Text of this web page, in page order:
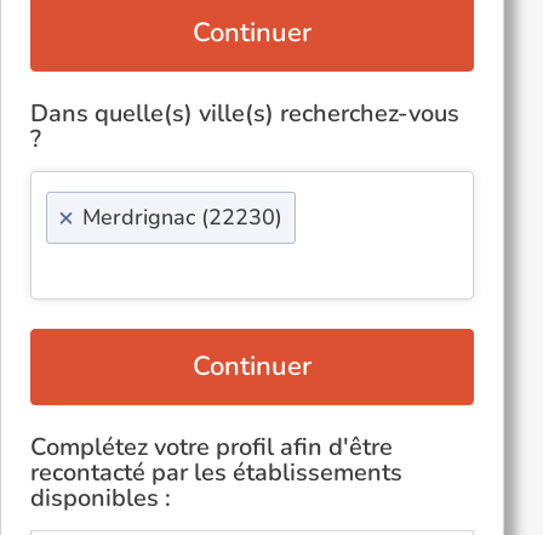
Continuer
Dans quelle(s) ville(s) recherchez-vous
?
× Merdrignac (22230)
Continuer
Complétez votre profil afin d'être
recontacté par les établissements
disponibles :